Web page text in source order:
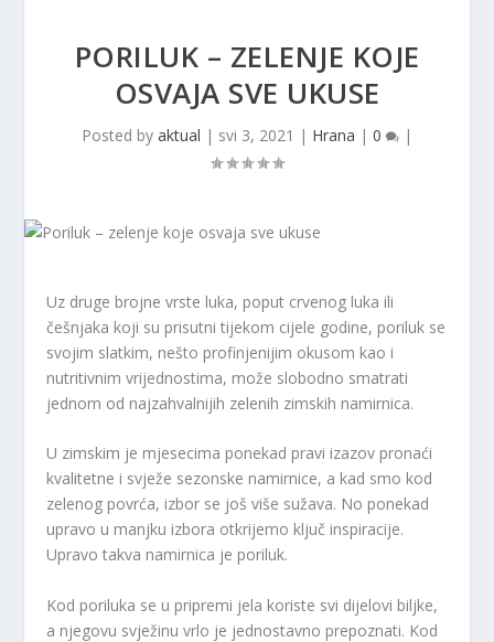
PORILUK – ZELENJE KOJE
OSVAJA SVE UKUSE
Posted by aktual | svi 3, 2021 | Hrana | 0 |
Uz druge brojne vrste luka, poput crvenog luka ili
češnjaka koji su prisutni tijekom cijele godine, poriluk se
svojim slatkim, nešto profinjenijim okusom kao i
nutritivnim vrijednostima, može slobodno smatrati
jednom od najzahvalnijih zelenih zimskih namirnica.
U zimskim je mjesecima ponekad pravi izazov pronaći
kvalitetne i svježe sezonske namirnice, a kad smo kod
zelenog povrća, izbor se još više sužava. No ponekad
upravo u manjku izbora otkrijemo ključ inspiracije.
Upravo takva namirnica je poriluk.
Kod poriluka se u pripremi jela koriste svi dijelovi biljke,
a njegovu svježinu vrlo je jednostavno prepoznati. Kod